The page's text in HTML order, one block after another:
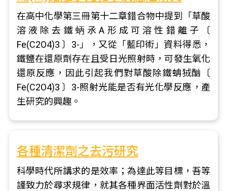
在高中化學第三冊第十二章錯合物中提到「草酸
溶液除去鐵蛃氶A形成可溶性錯離子〔
Fe(C2O4)3 〕3-」，又從「藍印術」資料得悉，
鐵鹽在還原劑存在且受日光照射時，可發生氧化
還原反應，因此引起我們對草酸除鐵蚺狨酗〔
Fe(C2O4)3 〕3-照射光能是否有光化學反應，產
生研究的興趣。
各種清潔劑之去污研究
科學時代所講求的是效率；為達此等目標，吾等
謹致力於尋求規律，就其各種界面活性劑對於溫